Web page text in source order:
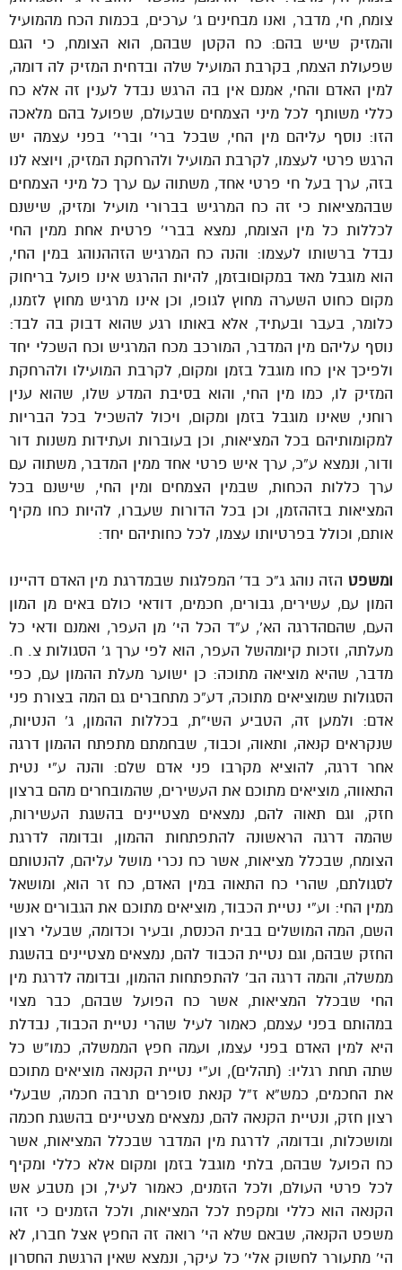
צומח, חי, מדבר, ואנו מבחינים ג’ ערכים, בכמות הכח מהמועיל
והמזיק שיש בהם: כח הקטן שבהם, הוא הצומח, כי הגם
שפעולת הצמח, בקרבת המועיל שלה ובדחית המזיק לה דומה,
למין האדם והחי, אמנם אין בה הרגש נבדל לענין זה אלא כח
כללי משותף לכל מיני הצמחים שבעולם, שפועל בהם מלאכה
הזו: נוסף עליהם מין החי, שבכל ברי’ וברי’ בפני עצמה יש
הרגש פרטי לעצמו, לקרבת המועיל ולהרחקת המזיק, ויוצא לנו
בזה, ערך בעל חי פרטי אחד, משתוה עם ערך כל מיני הצמחים
שבהמציאות כי זה כח המרגיש בברורי מועיל ומזיק, שישנם
לכללות כל מין הצומח, נמצא בברי’ פרטית אחת ממין החי
נבדל ברשותו לעצמו: והנה כח המרגיש הזההנוהג במין החי,
הוא מוגבל מאד במקוםובזמן, להיות ההרגש אינו פועל בריחוק
מקום כחוט השערה מחוץ לגופו, וכן אינו מרגיש מחוץ לזמנו,
כלומר, בעבר ובעתיד, אלא באותו רגע שהוא דבוק בה לבד:
נוסף עליהם מין המדבר, המורכב מכח המרגיש וכח השכלי יחד
ולפיכך אין כחו מוגבל בזמן ומקום, לקרבת המועילו ולהרחקת
המזיק לו, כמו מין החי, והוא בסיבת המדע שלו, שהוא ענין
רוחני, שאינו מוגבל בזמן ומקום, ויכול להשכיל בכל הבריות
למקומותיהם בכל המציאות, וכן בעוברות ועתידות משנות דור
ודור, ונמצא ע”כ, ערך איש פרטי אחד ממין המדבר, משתוה עם
ערך כללות הכחות, שבמין הצמחים ומין החי, שישנם בכל
המציאות בזההזמן, וכן בכל הדורות שעברו, להיות כחו מקיף
אותם, וכולל בפרטיותו עצמו, לכל כחותיהם יחד:
ומשפט הזה נוהג ג”כ בד’ המפלגות שבמדרגת מין האדם דהיינו
המון עם, עשירים, גבורים, חכמים, דודאי כולם באים מן המון
העם, שהםהדרגה הא’, ע”ד הכל הי’ מן העפר, ואמנם ודאי כל
מעלתה, וזכות קיומהשל העפר, הוא לפי ערך ג’ הסגולות צ. ח.
מדבר, שהיא מוציאה מתוכה: כן ישוער מעלת ההמון עם, כפי
הסגולות שמוציאים מתוכה, דע”כ מתחברים גם המה בצורת פני
אדם: ולמען זה, הטביע השי”ת, בכללות ההמון, ג’ הנטיות,
שנקראים קנאה, ותאוה, וכבוד, שבחמתם מתפתח ההמון דרגה
אחר דרגה, להוציא מקרבו פני אדם שלם: והנה ע”י נטית
התאווה, מוציאים מתוכם את העשירים, שהמובחרים מהם ברצון
חזק, וגם תאוה להם, נמצאים מצטיינים בהשגת העשירות,
שהמה דרגה הראשונה להתפתחות ההמון, ובדומה לדרגת
הצומח, שבכלל מציאות, אשר כח נכרי מושל עליהם, להנטותם
לסגולתם, שהרי כח התאוה במין האדם, כח זר הוא, ומושאל
ממין החי: וע”י נטיית הכבוד, מוציאים מתוכם את הגבורים אנשי
השם, המה המושלים בבית הכנסת, ובעיר וכדומה, שבעלי רצון
החזק שבהם, וגם נטיית הכבוד להם, נמצאים מצטיינים בהשגת
ממשלה, והמה דרגה הב’ להתפתחות ההמון, ובדומה לדרגת מין
החי שבכלל המציאות, אשר כח הפועל שבהם, כבר מצוי
במהותם בפני עצמם, כאמור לעיל שהרי נטיית הכבוד, נבדלת
היא למין האדם בפני עצמו, ועמה חפץ הממשלה, כמו”ש כל
שתה תחת רגליו: (תהלים), וע”י נטיית הקנאה מוציאים מתוכם
את החכמים, כמש”א ז”ל קנאת סופרים תרבה חכמה, שבעלי
רצון חזק, ונטיית הקנאה להם, נמצאים מצטיינים בהשגת חכמה
ומושכלות, ובדומה, לדרגת מין המדבר שבכלל המציאות, אשר
כח הפועל שבהם, בלתי מוגבל בזמן ומקום אלא כללי ומקיף
לכל פרטי העולם, ולכל הזמנים, כאמור לעיל, וכן מטבע אש
הקנאה הוא כללי ומקפת לכל המציאות, ולכל הזמנים כי זהו
משפט הקנאה, שבאם שלא הי’ רואה זה החפץ אצל חברו, לא
הי’ מתעורר לחשוק אלי’ כל עיקר, ונמצא שאין הרגשת החסרון